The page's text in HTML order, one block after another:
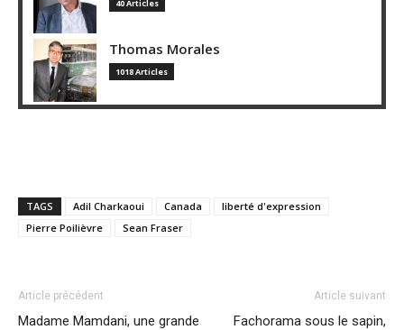
40 Articles
Thomas Morales
1018 Articles
TAGS Adil Charkaoui Canada
liberté d'expression
Pierre Poilièvre
Sean Fraser
Article précédent
Madame Mamdani, une grande
Article suivant
Fachorama sous le sapin,